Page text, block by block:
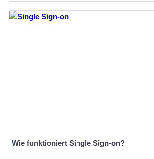
Wie funktioniert Single Sign-on?